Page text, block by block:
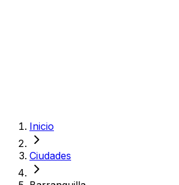
Inicio
Ciudades